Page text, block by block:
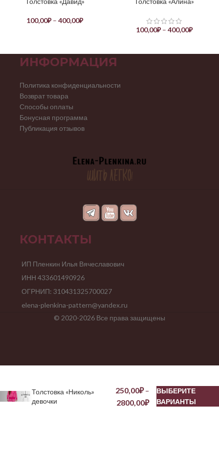
100,00₽ – 400,00₽
100,00₽ – 400,00₽
ИНФОРМАЦИЯ
Политика конфиденциальности
Возврат товара
Способы оплаты
Бонусная программа
Публикация отзывов
КОНТАКТЫ
ИП Пленкин Илья Вячеславович
ИНН 433601490926
ОГРНИП: 310431325700027
elena-plenkina-pattern@yandex.ru
© 2020-2026 Все права защищены
Толстовка «Николь»
девочки
250,00₽ –
2800,00₽
ВЫБЕРИТЕ
ВАРИАНТЫ